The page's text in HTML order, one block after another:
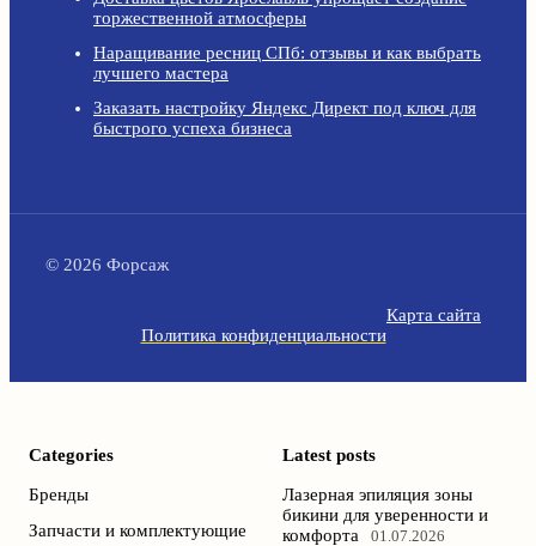
торжественной атмосферы
Наращивание ресниц СПб: отзывы и как выбрать
лучшего мастера
Заказать настройку Яндекс Директ под ключ для
быстрого успеха бизнеса
© 2026 Форсаж
Карта сайта
Политика конфиденциальности
Categories
Бренды
Запчасти и комплектующие
Latest posts
Лазерная эпиляция зоны
бикини для уверенности и
комфорта
01.07.2026